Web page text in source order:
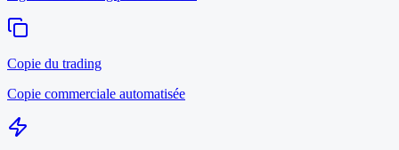
Copie du trading
Copie commerciale automatisée